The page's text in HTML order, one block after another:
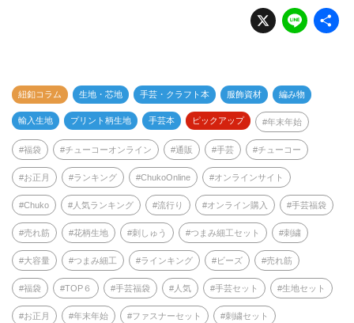
X Li
n
紐釦コラム 生地・芯地 手芸・クラフト本 服飾資材 編み物
輸入生地 プリント柄生地 手芸本 ピックアップ 年末年始
福袋 チューコーオンライン 通販 手芸 チューコー
お正月 ランキング ChukoOnline オンラインサイト
Chuko 人気ランキング 流行り オンライン購入 手芸福袋
売れ筋 花柄生地 刺しゅう つまみ細工セット 刺繍
大容量 つまみ細工 ラインキング ビーズ 売れ筋
福袋 TOP６ 手芸福袋 人気 手芸セット 生地セット
お正月 年末年始 ファスナーセット 刺繍セット